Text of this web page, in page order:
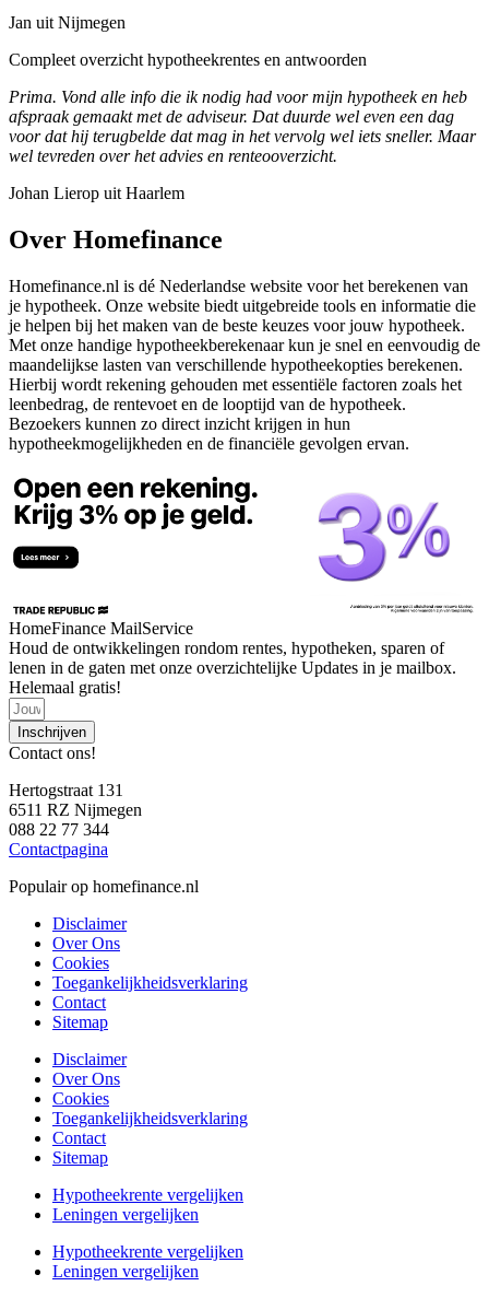
Jan uit Nijmegen
Compleet overzicht hypotheekrentes en antwoorden
Prima. Vond alle info die ik nodig had voor mijn hypotheek en heb
afspraak gemaakt met de adviseur. Dat duurde wel even een dag
voor dat hij terugbelde dat mag in het vervolg wel iets sneller. Maar
wel tevreden over het advies en renteooverzicht.
Johan Lierop uit Haarlem
Over Homefinance
Homefinance.nl is dé Nederlandse website voor het berekenen van
je hypotheek. Onze website biedt uitgebreide tools en informatie die
je helpen bij het maken van de beste keuzes voor jouw hypotheek.
Met onze handige hypotheekberekenaar kun je snel en eenvoudig de
maandelijkse lasten van verschillende hypotheekopties berekenen.
Hierbij wordt rekening gehouden met essentiële factoren zoals het
leenbedrag, de rentevoet en de looptijd van de hypotheek.
Bezoekers kunnen zo direct inzicht krijgen in hun
hypotheekmogelijkheden en de financiële gevolgen ervan.
HomeFinance MailService
Houd de ontwikkelingen rondom rentes, hypotheken, sparen of
lenen in de gaten met onze overzichtelijke Updates in je mailbox.
Helemaal gratis!
Inschrijven
Contact ons!
Hertogstraat 131
6511 RZ Nijmegen
088 22 77 344
Contactpagina
Populair op homefinance.nl
Disclaimer
Over Ons
Cookies
Toegankelijkheidsverklaring
Contact
Sitemap
Disclaimer
Over Ons
Cookies
Toegankelijkheidsverklaring
Contact
Sitemap
Hypotheekrente vergelijken
Leningen vergelijken
Hypotheekrente vergelijken
Leningen vergelijken